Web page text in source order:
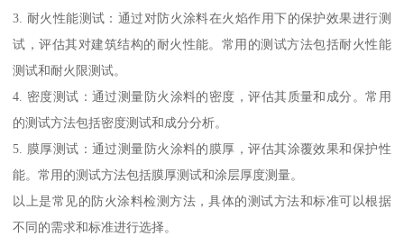
3. 耐火性能测试：通过对防火涂料在火焰作用下的保护效果进行测
试，评估其对建筑结构的耐火性能。常用的测试方法包括耐火性能
测试和耐火限测试。
4. 密度测试：通过测量防火涂料的密度，评估其质量和成分。常用
的测试方法包括密度测试和成分分析。
5. 膜厚测试：通过测量防火涂料的膜厚，评估其涂覆效果和保护性
能。常用的测试方法包括膜厚测试和涂层厚度测量。
以上是常见的防火涂料检测方法，具体的测试方法和标准可以根据
不同的需求和标准进行选择。